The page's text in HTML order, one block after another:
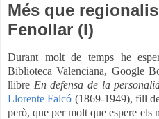
Més que
Fenollar (I)
Durant molt de temps he
Biblioteca Valenciana, Google
llibre En defensa de la
Llorente Falcó (1869-1949), fill
però, que per molt que espere els